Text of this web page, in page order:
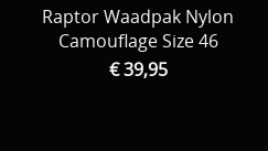
Raptor Waadpak Nylon
Camouflage Size 46
€ 39,95